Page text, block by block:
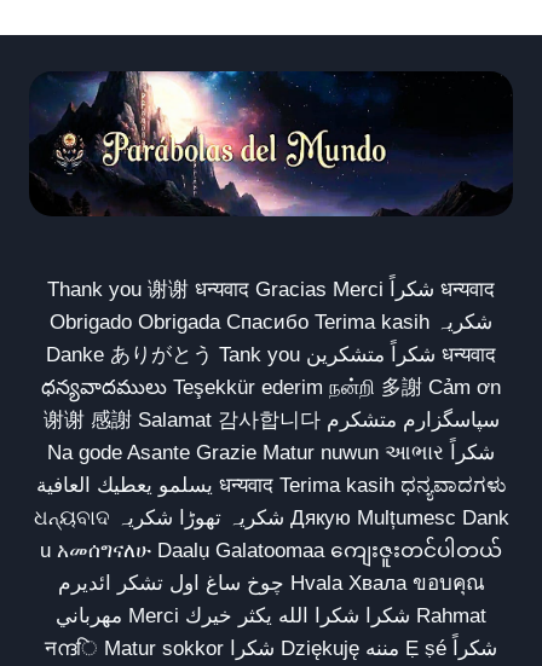
Thank you 谢谢 धन्यवाद Gracias Merci شكراً धन्यवाद
Obrigado Obrigada Спасибо Terima kasih شکریہ
Danke ありがとう Tank you شكراً متشكرين धन्यवाद
ధన్యవాదములు Teşekkür ederim நன்றி 多謝 Cảm ơn
谢谢 感謝 Salamat 감사합니다 سپاسگزارم متشکرم
Na gode Asante Grazie Matur nuwun આભાર شكراً
يسلمو يعطيك العافية धन्यवाद Terima kasih ಧನ್ಯವಾದಗಳು
ଧନ୍ୟବାଦ شکریہ تھوڑا شکریہ Дякую Mulțumesc Dank
u አመሰግናለሁ Daalụ Galatoomaa ကျေးဇူးတင်ပါတယ်
چوخ ساغ اول تشکر ائدیرم Hvala Хвала ขอบคุณ
مهرباني Merci شكرا شكرا الله يكثر خيرك Rahmat
नന്ദि Matur sokkor شكرا Dziękuję مننه Ẹ ṣé شكراً